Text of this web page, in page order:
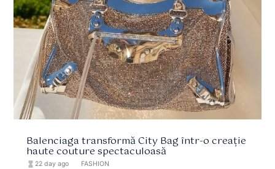
Balenciaga transformă City Bag într-o creație
haute couture spectaculoasă
hourglass_full 22 day ago FASHION